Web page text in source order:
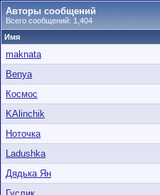
Авторы сообщений
Всего сообщений: 1,404
Имя
maknata
Benya
Космос
KAlinchik
Ноточка
Ladushka
Дядька Ян